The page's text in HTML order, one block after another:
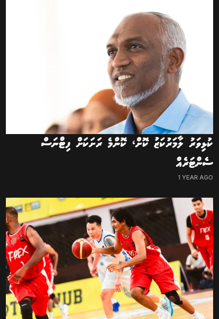
ކުޅިވަރު ލާމަރުކަޒު ކޮށް، ކޮންމެ ރަށަކަށް ފިޓްނަސް
ސެންޓަރެއް
1 YEAR AGO